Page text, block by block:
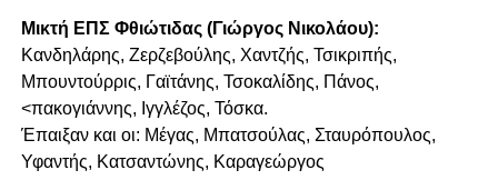
Μικτή ΕΠΣ Φθιώτιδας (Γιώργος Νικολάου):
Κανδηλάρης, Ζερζεβούλης, Χαντζής, Τσικριπής,
Μπουντούρρις, Γαϊτάνης, Τσοκαλίδης, Πάνος,
<πακογιάννης, Ιγγλέζος, Τόσκα.
Έπαιξαν και οι: Μέγας, Μπατσούλας, Σταυρόπουλος,
Υφαντής, Κατσαντώνης, Καραγεώργος